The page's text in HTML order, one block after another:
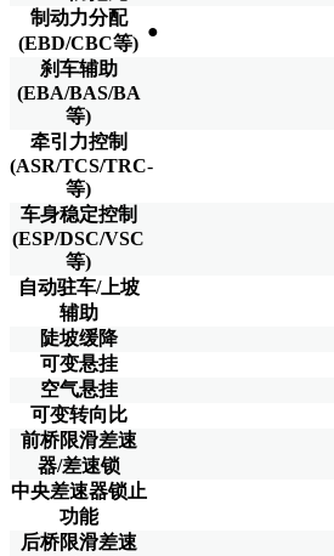
制动力分配
(EBD/CBC等)
●
刹车辅助
(EBA/BAS/BA
等)
牵引力控制
(ASR/TCS/TRC
等)
-
车身稳定控制
(ESP/DSC/VSC
等)
自动驻车/上坡
辅助
陡坡缓降
可变悬挂
空气悬挂
可变转向比
前桥限滑差速
器/差速锁
中央差速器锁止
功能
后桥限滑差速